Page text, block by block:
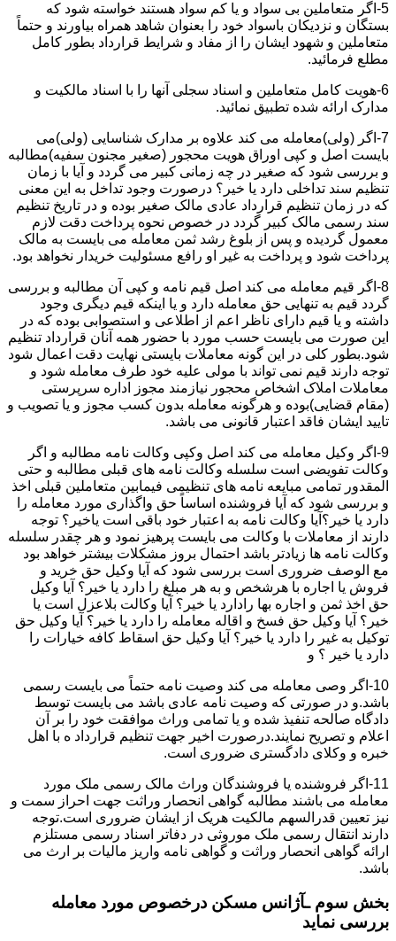
5-اگر متعاملین بی سواد و یا کم سواد هستند خواسته شود که
بستگان و نزدیکان باسواد خود را بعنوان شاهد همراه بیاورند و حتماً
متعاملین و شهود ایشان را از مفاد و شرایط قرارداد بطور کامل
مطلع فرمائید.
6-هویت کامل متعاملین و اسناد سجلی آنها را با اسناد مالکیت و
مدارک ارائه شده تطبیق نمائید.
7-اگر (ولی)معامله می کند علاوه بر مدارک شناسایی (ولی)می
بایست اصل و کپی اوراق هویت محجور (صغیر مجنون سفیه)مطالبه
و بررسی شود که صغیر در چه زمانی کبیر می گردد و آیا با زمان
تنظیم سند تداخلی دارد یا خیر؟ درصورت وجود تداخل به این معنی
که در زمان تنظیم قرارداد عادی مالک صغیر بوده و در تاریخ تنظیم
سند رسمی مالک کبیر گردد در خصوص نحوه پرداخت دقت لازم
معمول گردیده و پس از بلوغ رشد ثمن معامله می بایست به مالک
پرداخت شود و پرداخت به غیر او رافع مسئولیت خریدار نخواهد بود.
8-اگر قیم معامله می کند اصل قیم نامه و کپی آن مطالبه و بررسی
گردد قیم به تنهایی حق معامله دارد و یا اینکه قیم دیگری وجود
داشته و یا قیم دارای ناظر اعم از اطلاعی و استصوابی بوده که در
این صورت می بایست حسب مورد با حضور همه آنان قرارداد تنظیم
شود.بطور کلی در این گونه معاملات بایستی نهایت دقت اعمال شود
توجه دارند قیم نمی تواند با مولی علیه خود طرف معامله شود و
معاملات املاک اشخاص محجور نیازمند مجوز اداره سرپرستی
(مقام قضایی)بوده و هرگونه معامله بدون کسب مجوز و یا تصویب و
تایید ایشان فاقد اعتبار قانونی می باشد.
9-اگر وکیل معامله می کند اصل وکپی وکالت نامه مطالبه و اگر
وکالت تفویضی است سلسله وکالت نامه های قبلی مطالبه و حتی
المقدور تمامی مبایعه نامه های تنظیمی فیمابین متعاملین قبلی اخذ
و بررسی شود که آیا فروشنده اساساً حق واگذاری مورد معامله را
دارد یا خیر؟آیا وکالت نامه به اعتبار خود باقی است یاخیر؟ توجه
دارند از معاملات با وکالت می بایست پرهیز نمود و هر چقدر سلسله
وکالت نامه ها زیادتر باشد احتمال بروز مشکلات بیشتر خواهد بود
مع الوصف ضروری است بررسی شود که آیا وکیل حق خرید و
فروش یا اجاره با هرشخص و به هر مبلغ را دارد یا خیر؟ آیا وکیل
حق اخذ ثمن و اجاره بها رادارد یا خیر؟ آیا وکالت بلاعزل است یا
خیر؟ آیا وکیل حق فسخ و اقاله معامله را دارد یا خیر؟ آیا وکیل حق
توکیل به غیر را دارد یا خیر؟ آیا وکیل حق اسقاط کافه خیارات را
دارد یا خیر ؟ و
10-اگر وصی معامله می کند وصیت نامه حتماً می بایست رسمی
باشد.و در صورتی که وصیت نامه عادی باشد می بایست توسط
دادگاه صالحه تنفیذ شده و یا تمامی وراث موافقت خود را بر آن
اعلام و تصریح نمایند.درصورت اخیر جهت تنظیم قرارداد ه با اهل
خبره و وکلای دادگستری ضروری است.
11-اگر فروشنده یا فروشندگان وراث مالک رسمی ملک مورد
معامله می باشند مطالبه گواهی انحصار وراثت جهت احراز سمت و
نیز تعیین قدرالسهم مالکیت هریک از ایشان ضروری است.توجه
دارند انتقال رسمی ملک موروثی در دفاتر اسناد رسمی مستلزم
ارائه گواهی انحصار وراثت و گواهی نامه واریز مالیات بر ارث می
باشد.
بخش سوم ـآژانس مسکن درخصوص مورد معامله
بررسی نماید